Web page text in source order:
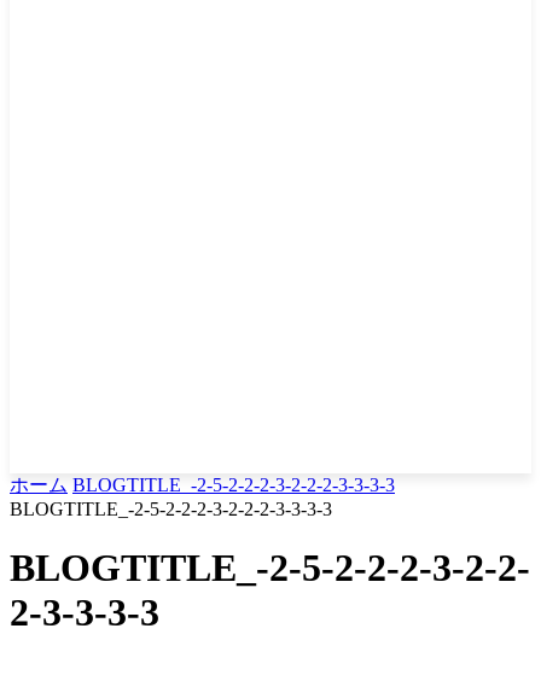
ホーム BLOGTITLE_-2-5-2-2-2-3-2-2-2-3-3-3-3
BLOGTITLE_-2-5-2-2-2-3-2-2-2-3-3-3-3
BLOGTITLE_-2-5-2-2-2-3-2-2-
2-3-3-3-3